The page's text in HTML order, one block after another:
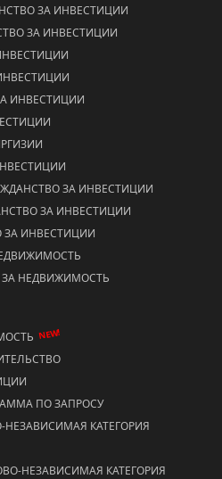
ЗА ИНВЕСТИЦИИ
ЗА ИНВЕСТИЦИИ
ИНВЕСТИЦИИ
ЗА ИНВЕСТИЦИИ
ЗА ИНВЕСТИЦИИ
ЗА ИНВЕСТИЦИИ
ЗА НЕДВИЖИМОСТЬ
NEW!
ПО ЗАПРОСУ
КАТЕГОРИЯ
НЕЗАВИСИМАЯ КАТЕГОРИЯ